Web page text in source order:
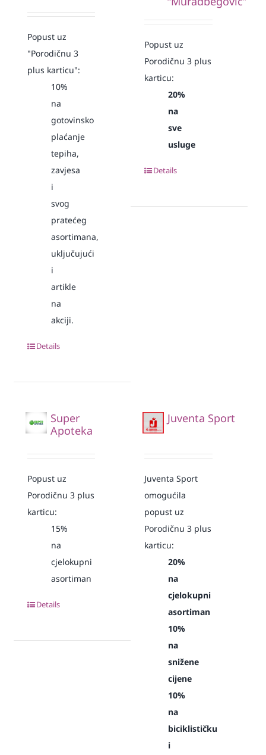
Popust uz
"Porodičnu 3
plus karticu":
10%
na
gotovinsko
plaćanje
tepiha,
zavjesa
i
svog
pratećeg
asortimana,
uključujući
i
artikle
na
akciji.
Details
Popust uz
Porodičnu 3 plus
karticu:
20%
na
sve
usluge
Details
Super
Apoteka
Popust uz
Porodičnu 3 plus
karticu:
15%
na
cjelokupni
asortiman
Details
Juventa Sport
Juventa Sport
omogućila
popust uz
Porodičnu 3 plus
karticu:
20%
na
cjelokupni
asortiman
10%
na
snižene
cijene
10%
na
biciklističku
i